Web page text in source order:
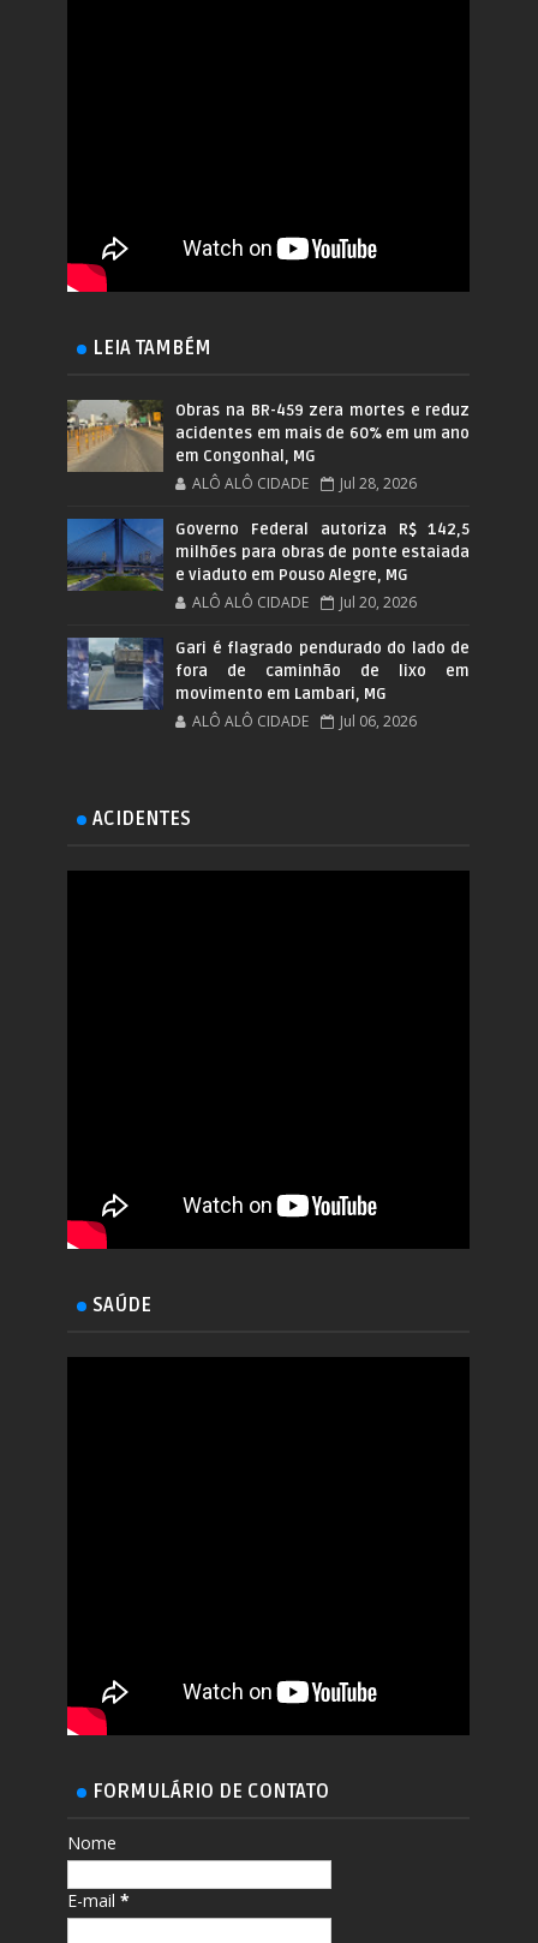
LEIA TAMBÉM
Obras na BR-459 zera mortes e reduz
acidentes em mais de 60% em um ano
em Congonhal, MG
ALÔ ALÔ CIDADE Jul 28, 2026
Governo Federal autoriza R$ 142,5
milhões para obras de ponte estaiada
e viaduto em Pouso Alegre, MG
ALÔ ALÔ CIDADE Jul 20, 2026
Gari é flagrado pendurado do lado de
fora de caminhão de lixo em
movimento em Lambari, MG
ALÔ ALÔ CIDADE Jul 06, 2026
ACIDENTES
SAÚDE
FORMULÁRIO DE CONTATO
Nome
E-mail*